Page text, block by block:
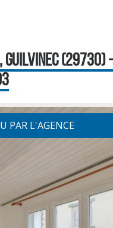
(29730) -
PAR L'AGENCE